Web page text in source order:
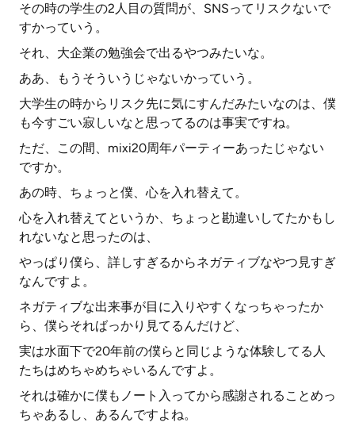
その時の学生の2人目の質問が、SNSってリスクないで
すかっていう。
それ、大企業の勉強会で出るやつみたいな。
ああ、もうそういうじゃないかっていう。
大学生の時からリスク先に気にすんだみたいなのは、僕
も今すごい寂しいなと思ってるのは事実ですね。
ただ、この間、mixi20周年パーティーあったじゃない
ですか。
あの時、ちょっと僕、心を入れ替えて。
心を入れ替えてというか、ちょっと勘違いしてたかもし
れないなと思ったのは、
やっぱり僕ら、詳しすぎるからネガティブなやつ見すぎ
なんですよ。
ネガティブな出来事が目に入りやすくなっちゃったか
ら、僕らそればっかり見てるんだけど、
実は水面下で20年前の僕らと同じような体験してる人
たちはめちゃめちゃいるんですよ。
それは確かに僕もノート入ってから感謝されることめっ
ちゃあるし、あるんですよね。